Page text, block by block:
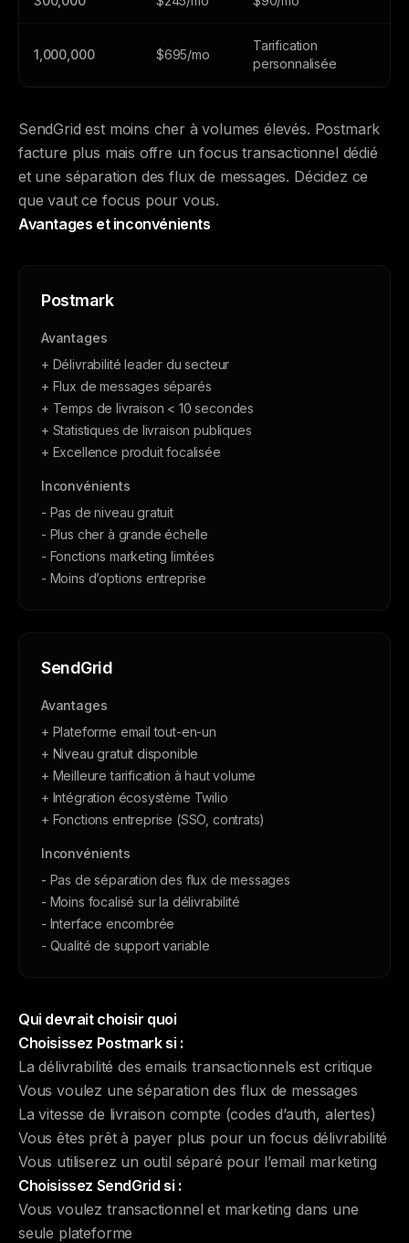
1,000,000 $695/mo
Tarification
personnalisée
SendGrid est moins cher à volumes élevés. Postmark
facture plus mais offre un focus transactionnel dédié
et une séparation des flux de messages. Décidez ce
que vaut ce focus pour vous.
Avantages et inconvénients
Postmark
Avantages
+ Délivrabilité leader du secteur
+ Flux de messages séparés
+ Temps de livraison < 10 secondes
+ Statistiques de livraison publiques
+ Excellence produit focalisée
Inconvénients
- Pas de niveau gratuit
- Plus cher à grande échelle
- Fonctions marketing limitées
- Moins d’options entreprise
SendGrid
Avantages
+ Plateforme email tout-en-un
+ Niveau gratuit disponible
+ Meilleure tarification à haut volume
+ Intégration écosystème Twilio
+ Fonctions entreprise (SSO, contrats)
Inconvénients
- Pas de séparation des flux de messages
- Moins focalisé sur la délivrabilité
- Interface encombrée
- Qualité de support variable
Qui devrait choisir quoi
Choisissez Postmark si :
La délivrabilité des emails transactionnels est critique
Vous voulez une séparation des flux de messages
La vitesse de livraison compte (codes d’auth, alertes)
Vous êtes prêt à payer plus pour un focus délivrabilité
Vous utiliserez un outil séparé pour l’email marketing
Choisissez SendGrid si :
Vous voulez transactionnel et marketing dans une
seule plateforme